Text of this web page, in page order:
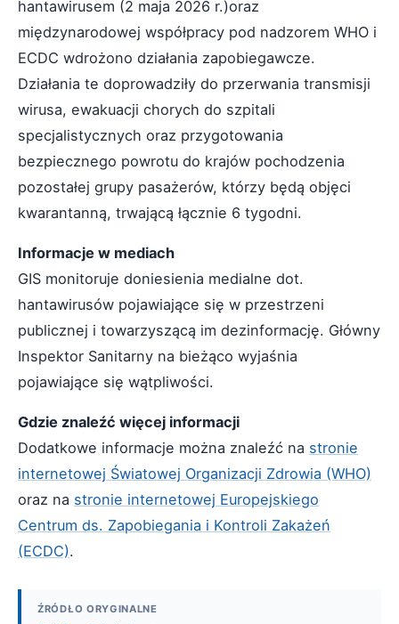
hantawirusem (2 maja 2026 r.)oraz
międzynarodowej współpracy pod nadzorem WHO i
ECDC wdrożono działania zapobiegawcze.
Działania te doprowadziły do przerwania transmisji
wirusa, ewakuacji chorych do szpitali
specjalistycznych oraz przygotowania
bezpiecznego powrotu do krajów pochodzenia
pozostałej grupy pasażerów, którzy będą objęci
kwarantanną, trwającą łącznie 6 tygodni.
Informacje w mediach
GIS monitoruje doniesienia medialne dot.
hantawirusów pojawiające się w przestrzeni
publicznej i towarzyszącą im dezinformację. Główny
Inspektor Sanitarny na bieżąco wyjaśnia
pojawiające się wątpliwości.
Gdzie znaleźć więcej informacji
Dodatkowe informacje można znaleźć na stronie
internetowej Światowej Organizacji Zdrowia (WHO)
oraz na stronie internetowej Europejskiego
Centrum ds. Zapobiegania i Kontroli Zakażeń
(ECDC).
ŹRÓDŁO ORYGINALNE